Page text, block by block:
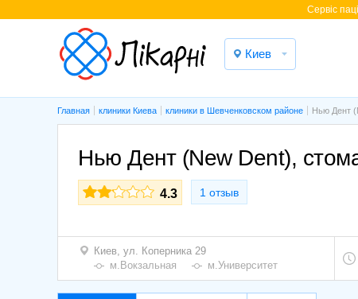
Cервіс
Киев
Главная клиники Киева клиники в Шевченковском районе Нью Дент
Нью Дент (New Dent),
4.3 1 отзыв
Киев, ул. Коперника 29
м.Вокзальная
м.Университет